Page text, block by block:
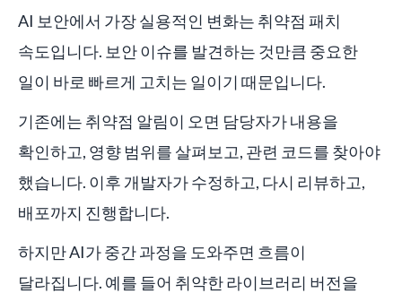
AI 보안에서 가장 실용적인 변화는 취약점 패치
속도입니다. 보안 이슈를 발견하는 것만큼 중요한
일이 바로 빠르게 고치는 일이기 때문입니다.
기존에는 취약점 알림이 오면 담당자가 내용을
확인하고, 영향 범위를 살펴보고, 관련 코드를 찾아야
했습니다. 이후 개발자가 수정하고, 다시 리뷰하고,
배포까지 진행합니다.
하지만 AI가 중간 과정을 도와주면 흐름이
달라집니다. 예를 들어 취약한 라이브러리 버전을